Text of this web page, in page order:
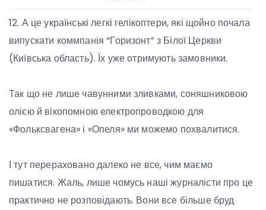
12. А це українські легкі гелікоптери, які щойно почала
випускати коммпанія “Горизонт” з Білої Церкви
(Київська область). Їх уже отримують замовники.
Так що не лише чавунними зливками, соняшниковою
олією й вікопомною електропроводкою для
«Фольксвагена» і «Опеля» ми можемо похвалитися.
І тут перераховано далеко не все, чим маємо
пишатися. Жаль, лише чомусь наші журналісти про це
практично не розповідають. Вони все більше бруд